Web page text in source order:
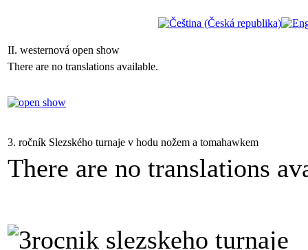
II. westernová open show
There are no translations available.
3. ročník Slezského turnaje v hodu nožem a tomahawkem
There are no translations